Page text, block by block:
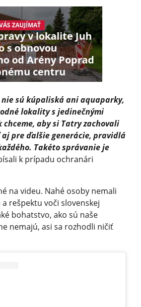
ZAUJÍMAŤ
v lokalite Juh
s obnovou
od Arény Poprad
centru
sú kúpaliská ani aquaparky,
lokality s jedinečnými
chceme, aby si Tatry zachovali
pre ďalšie generácie, pravidlá
Takéto správanie je
k prípadu ochranári
na videu. Nahé osoby nemali
rešpektu voči slovenskej
bohatstvo, ako sú naše
nemajú, asi sa rozhodli ničiť